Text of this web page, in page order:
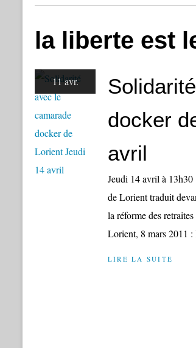
la liberte est
11 avr.
docker
avril
Jeudi 14 avril à
de Lorient traduit
la réforme des
Lorient, 8 mars 2011 :
LIRE LA SUITE